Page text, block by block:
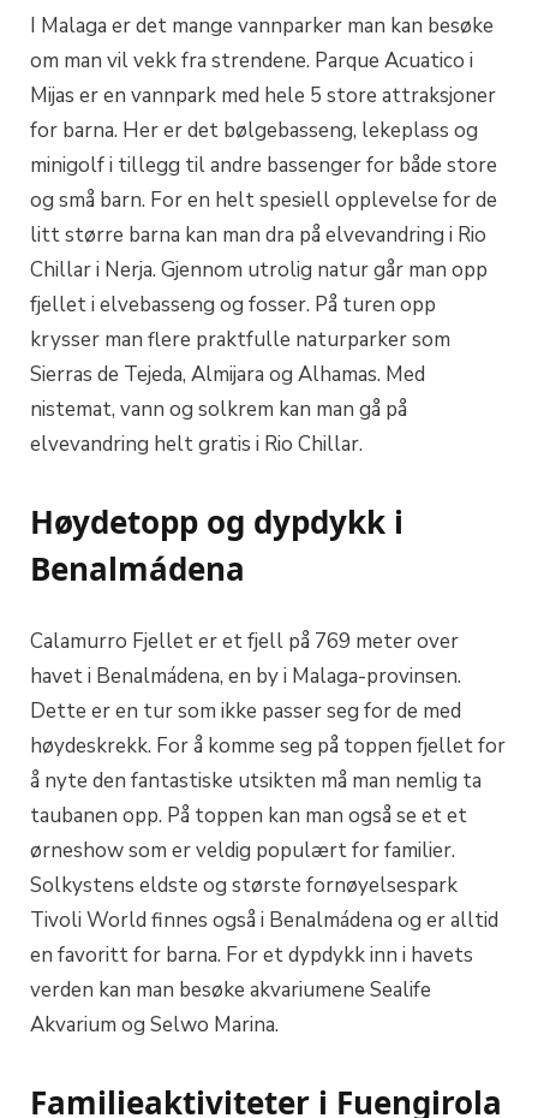
I Malaga er det mange vannparker man kan besøke
om man vil vekk fra strendene. Parque Acuatico i
Mijas er en vannpark med hele 5 store attraksjoner
for barna. Her er det bølgebasseng, lekeplass og
minigolf i tillegg til andre bassenger for både store
og små barn. For en helt spesiell opplevelse for de
litt større barna kan man dra på elvevandring i Rio
Chillar i Nerja. Gjennom utrolig natur går man opp
fjellet i elvebasseng og fosser. På turen opp
krysser man flere praktfulle naturparker som
Sierras de Tejeda, Almijara og Alhamas. Med
nistemat, vann og solkrem kan man gå på
elvevandring helt gratis i Rio Chillar.
Høydetopp og dypdykk i
Benalmádena
Calamurro Fjellet er et fjell på 769 meter over
havet i Benalmádena, en by i Malaga-provinsen.
Dette er en tur som ikke passer seg for de med
høydeskrekk. For å komme seg på toppen fjellet for
å nyte den fantastiske utsikten må man nemlig ta
taubanen opp. På toppen kan man også se et et
ørneshow som er veldig populært for familier.
Solkystens eldste og største fornøyelsespark
Tivoli World finnes også i Benalmádena og er alltid
en favoritt for barna. For et dypdykk inn i havets
verden kan man besøke akvariumene Sealife
Akvarium og Selwo Marina.
Familieaktiviteter i Fuengirola